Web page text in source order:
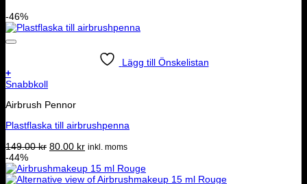
-46%
Lägg till Önskelistan
+
Snabbkoll
Airbrush Pennor
Plastflaska till airbrushpenna
149.00kr Det
priset
var:
80.00 krDet
priset
är:
inkl. moms
-44%